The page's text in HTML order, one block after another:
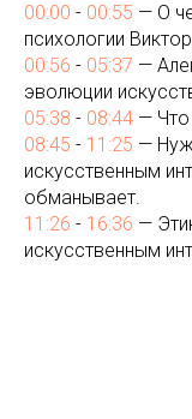
00:00 - 00:55 — О
психологии
00:56 - 05:37 —
эволюции
05:38 - 08:44 —
08:45 - 11:25 —
искусственным
обманывает.
11:26 - 16:36 —
искусственным